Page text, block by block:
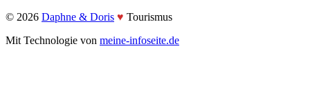
©️ 2026 Daphne & Doris ♥️ Tourismus
Mit Technologie von meine-infoseite.de